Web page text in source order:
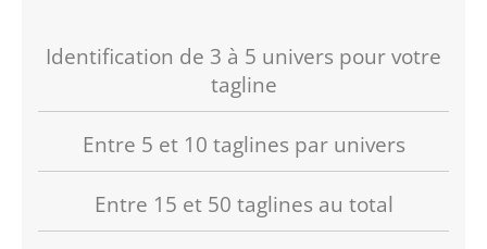
Identification de 3 à 5 univers pour votre
tagline
Entre 5 et 10 taglines par univers
Entre 15 et 50 taglines au total